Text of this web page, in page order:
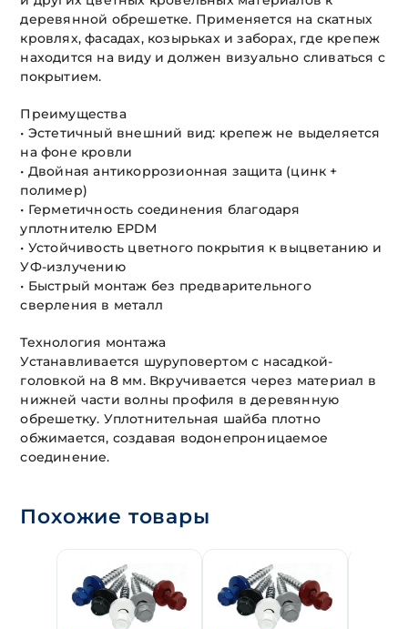
деревянной обрешетке. Применяется на скатных
кровлях, фасадах, козырьках и заборах, где крепеж
находится на виду и должен визуально сливаться с
покрытием.
Преимущества
• Эстетичный внешний вид: крепеж не выделяется
на фоне кровли
• Двойная антикоррозионная защита (цинк +
полимер)
• Герметичность соединения благодаря
уплотнителю EPDM
• Устойчивость цветного покрытия к выцветанию и
УФ-излучению
• Быстрый монтаж без предварительного
сверления в металл
Технология монтажа
Устанавливается шуруповертом с насадкой-
головкой на 8 мм. Вкручивается через материал в
нижней части волны профиля в деревянную
обрешетку. Уплотнительная шайба плотно
обжимается, создавая водонепроницаемое
соединение.
Похожие товары